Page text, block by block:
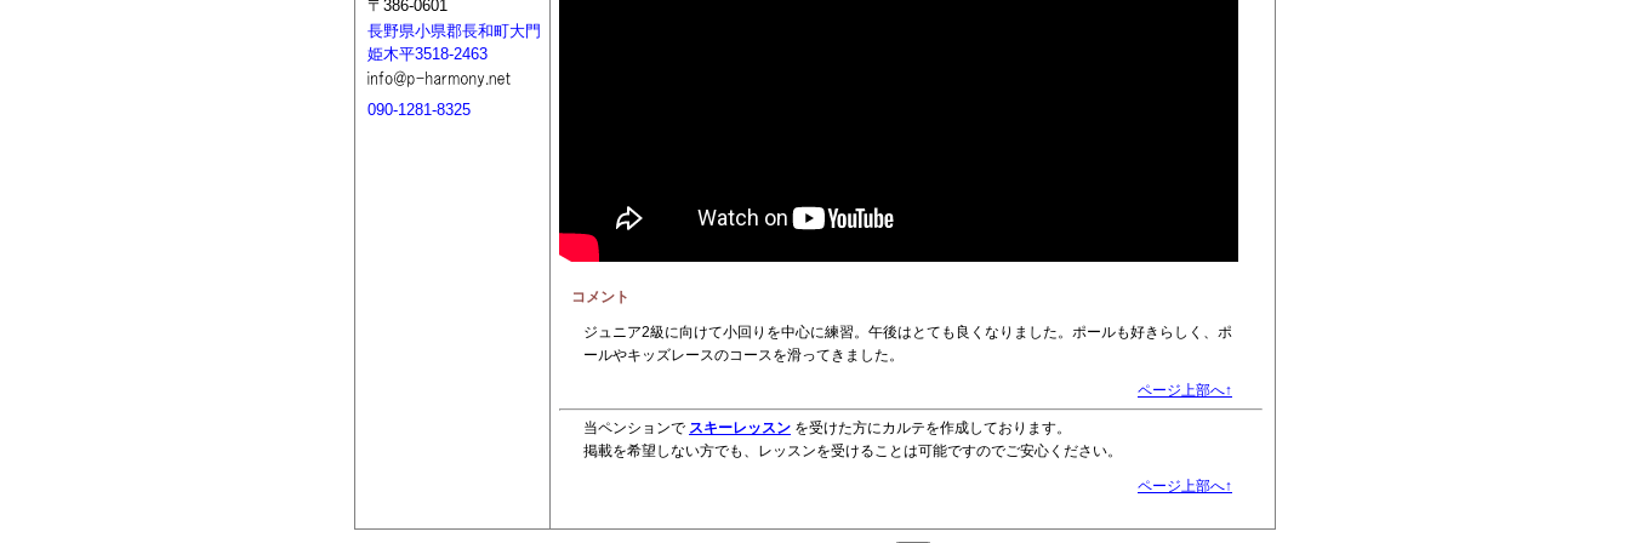
コメント
ジュニア2級に向けて小回りを中心に練習。午後はとても良くなりました。ポールも好きらしく、ポ
ールやキッズレースのコースを滑ってきました。
ページ上部へ↑
当ペンションで スキーレッスン を受けた方にカルテを作成しております。
掲載を希望しない方でも、レッスンを受けることは可能ですのでご安心ください。
ページ上部へ↑
〒386-0601
長野県小県郡長和町大門
姫木平3518-2463
090-1281-8325